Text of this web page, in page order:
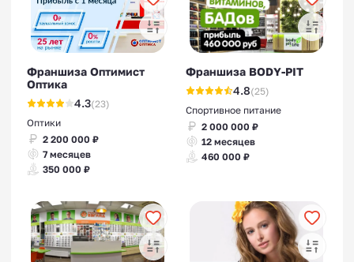
Франшиза Оптимист
Оптика
4.3(23)
Оптики
2 200 000 ₽
7 месяцев
350 000 ₽
Франшиза BODY-PIT
4.8(25)
Спортивное питание
2 000 000 ₽
12 месяцев
460 000 ₽